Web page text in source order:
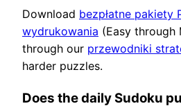
Download bezpłatne pakiety
wydrukowania (Easy through
through our przewodniki
harder puzzles.
Does the daily Sudoku